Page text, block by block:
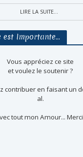
LIRE LA SUITE...
est Importante…
Vous appréciez ce site
et voulez le soutenir ?
contribuer en faisant un
al.
tout mon Amour...